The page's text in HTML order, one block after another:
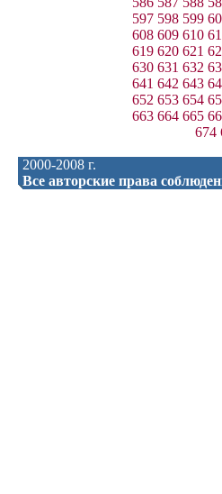
597 598 599
608 609 610
619 620 621
630 631 632
641 642 643
652 653 654
663 664 665
674
2000-2008 г.
Все авторские права